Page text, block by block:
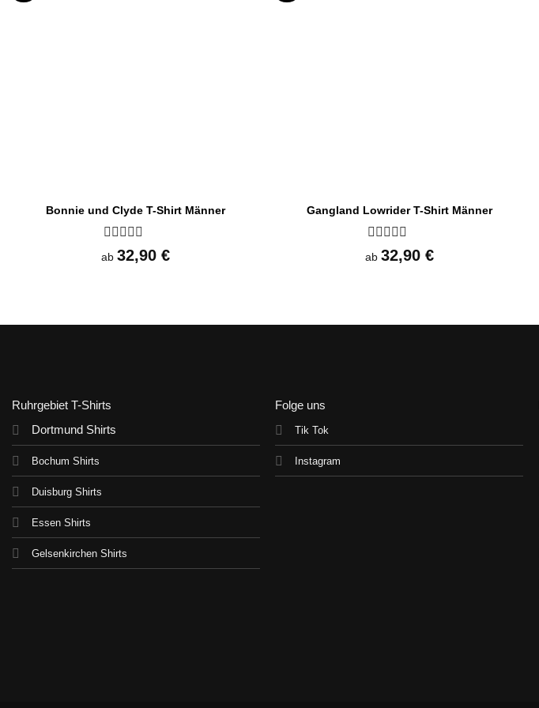
Bonnie und Clyde T-Shirt Männer
Bewertet
mit
ab32,90€
Gangland Lowrider T-Shirt Männer
Bewertet
mit
ab 32,90 €
Ruhrgebiet T-Shirts
Dortmund Shirts
Bochum Shirts
Duisburg Shirts
Essen Shirts
Gelsenkirchen Shirts
Folge uns
Tik Tok
Instagram